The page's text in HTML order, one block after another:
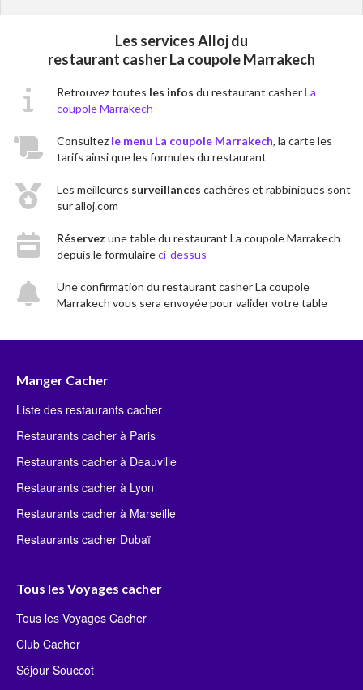
Les services Alloj du
restaurant casher La coupole Marrakech
Retrouvez toutes les infos du restaurant casherLa
coupole Marrakech
Consultez le menu La coupole Marrakech, la carte les
tarifs ainsi que les formules du restaurant
Les meilleures surveillances cachères et rabbiniques sont
sur alloj.com
Réservez une table du restaurant La coupole Marrakech
depuis le formulaireci-dessus
Une confirmation du restaurant casher La coupole
Marrakech vous sera envoyée pour valider votre table
Manger Cacher
Liste des restaurants cacher
Restaurants cacher à Paris
Restaurants cacher à Deauville
Restaurants cacher à Lyon
Restaurants cacher à Marseille
Restaurants cacher Dubaï
Tous les Voyages cacher
Tous les Voyages Cacher
Club Cacher
Séjour Souccot